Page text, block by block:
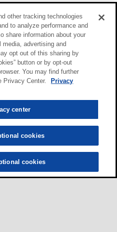
other tracking technologies
to analyze performance and
share information about your
advertising and
opt out of this sharing by
button or by opt-out
You may find further
Privacy Center.
Privacy
center
cookies
cookies